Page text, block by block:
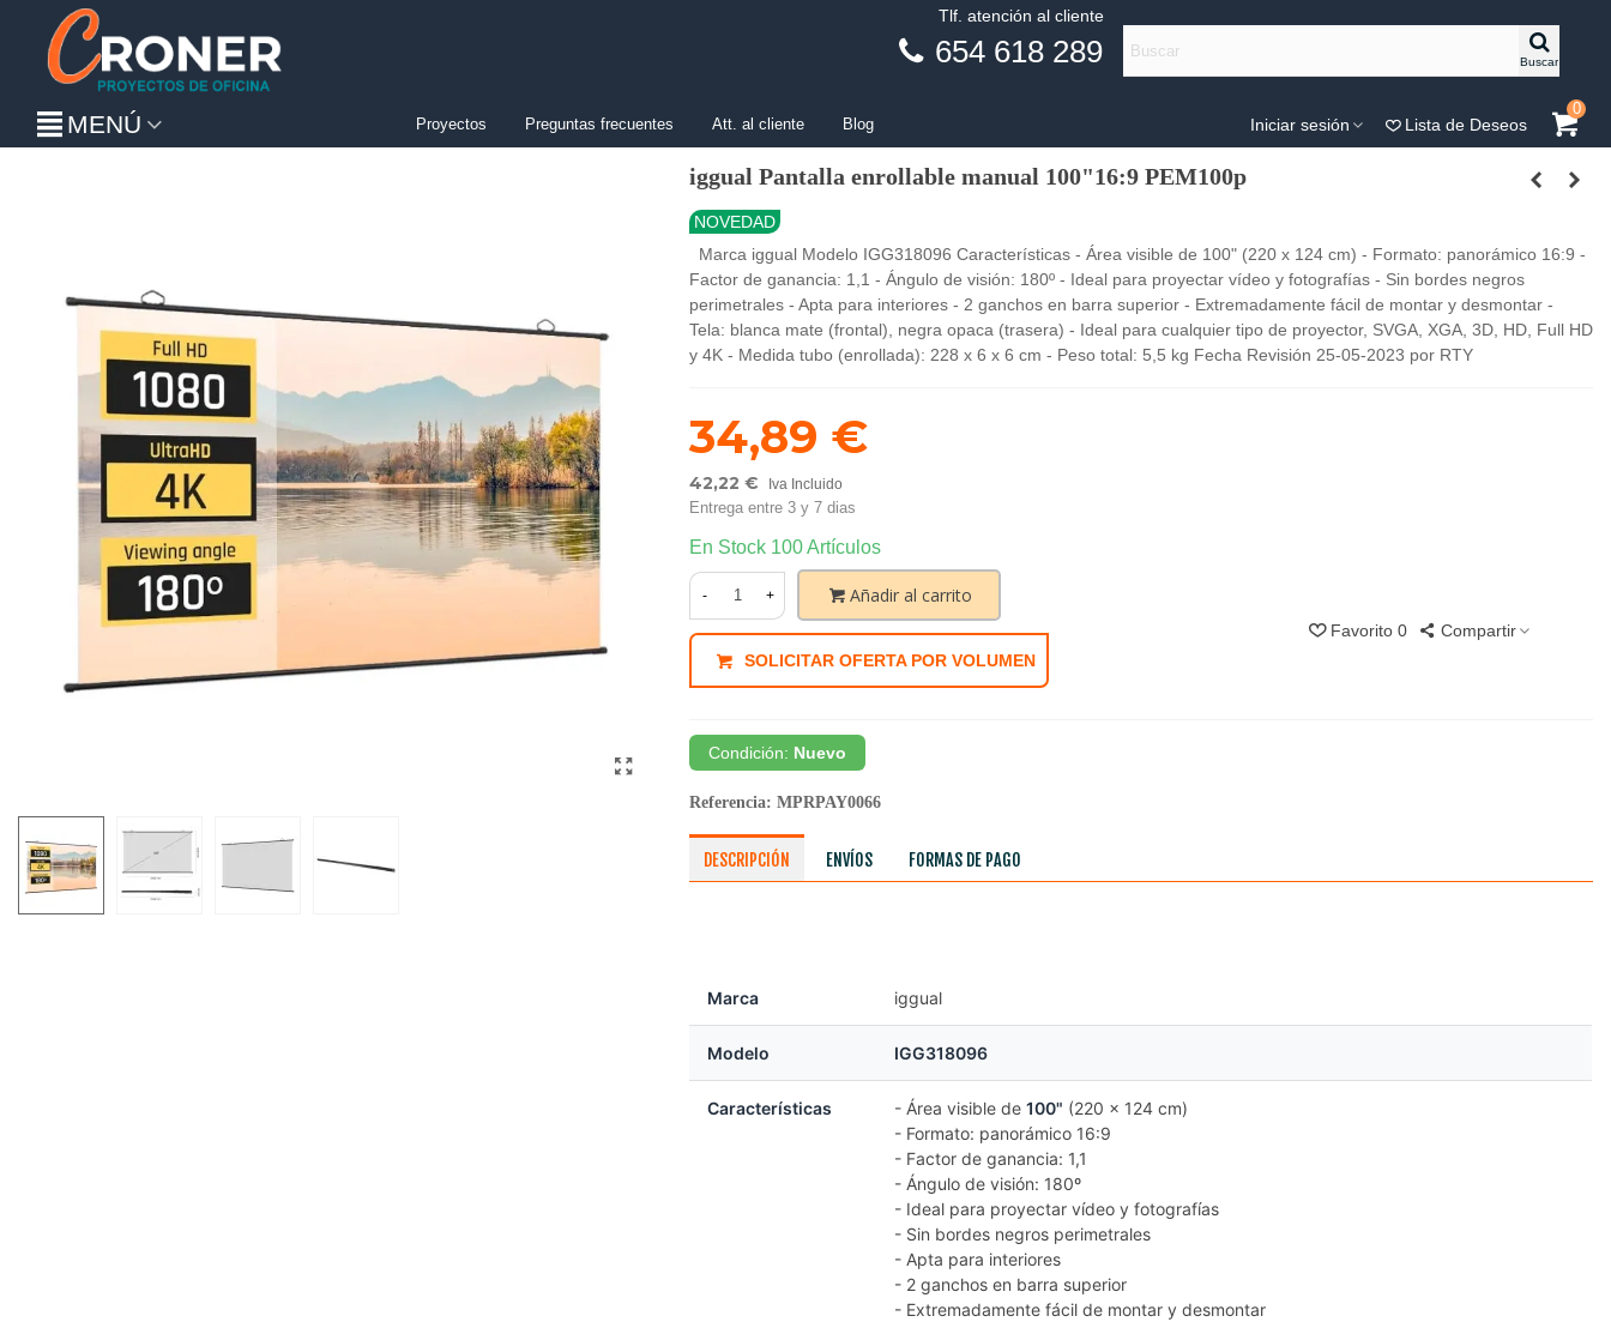
Tlf. atención al cliente
654 618 289 Buscar
MENÚ Proyectos Preguntas frecuentes Att. al cliente Blog Iniciar sesión Lista de Deseos
0
iggual Pantalla enrollable manual 100"16:9 PEM100p
NOVEDAD
Marca iggual Modelo IGG318096 Características - Área visible de 100" (220 x 124 cm) - Formato: panorámico 16:9 -
Factor de ganancia: 1,1 - Ángulo de visión: 180º - Ideal para proyectar vídeo y fotografías - Sin bordes negros
perimetrales - Apta para interiores - 2 ganchos en barra superior - Extremadamente fácil de montar y desmontar -
Tela: blanca mate (frontal), negra opaca (trasera) - Ideal para cualquier tipo de proyector, SVGA, XGA, 3D, HD, Full HD
y 4K - Medida tubo (enrollada): 228 x 6 x 6 cm - Peso total: 5,5 kg Fecha Revisión 25-05-2023 por RTY
34,89 €
42,22 € Iva Incluido
Entrega entre 3 y 7 dias
En Stock 100 Artículos
- + Añadir al carrito
SOLICITAR OFERTA POR VOLUMEN
Favorito 0 Compartir
Condición: Nuevo
Referencia: MPRPAY0066
DESCRIPCIÓN ENVÍOS FORMAS DE PAGO
Marca iggual
Modelo IGG318096
Características - Área visible de 100" (220 x 124 cm)
- Formato: panorámico 16:9
- Factor de ganancia: 1,1
- Ángulo de visión: 180º
- Ideal para proyectar vídeo y fotografías
- Sin bordes negros perimetrales
- Apta para interiores
- 2 ganchos en barra superior
- Extremadamente fácil de montar y desmontar